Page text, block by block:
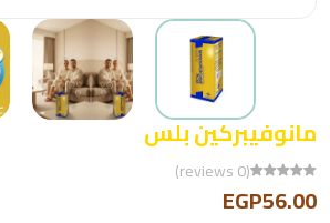
مانوفيبركين بلس
(0 reviews)
EGP56.00